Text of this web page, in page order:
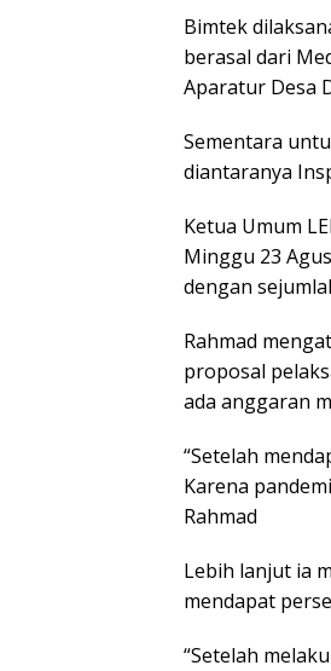
Bimtek
berasal dari
Aparatur Desa
Sementara
diantaranya
Ketua Umum
Minggu 23
dengan
Rahmad
proposal
ada anggaran
“Setelah
Karena
Rahmad
Lebih lanjut ia
mendapat
“Setelah